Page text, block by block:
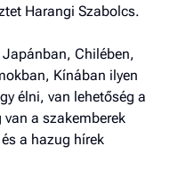
Harangi Szabolcs.
Chilében,
Kínában ilyen
élni, van lehetőség a
a szakemberek
a hazug hírek